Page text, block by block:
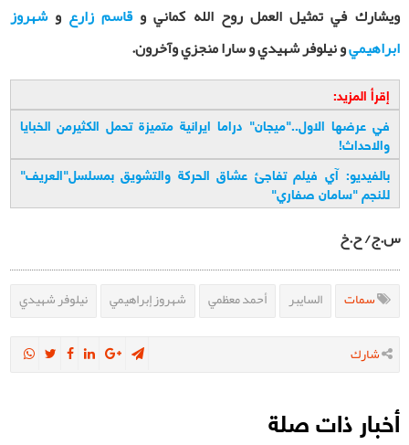
ويشارك في تمثيل العمل روح الله كمانيوقاسم زارع وشهروز
ابراهيميونيلوفر شهيدي و سارا منجزي وآخرون.
إقرأ المزيد:
في عرضها الاول.."ميجان" دراما ايرانية متميزة تحمل الكثيرمن الخبايا
والاحداث!
بالفيديو: آي فيلم تفاجئ عشاق الحركة والتشويق بمسلسل"العريف"
للنجم "سامان صفاري"
س.ج/ ح.خ
سمات السايبر أحمد معظمي شهروز إبراهيمي نيلوفر شهيدي
شارك
أخبار ذات صلة